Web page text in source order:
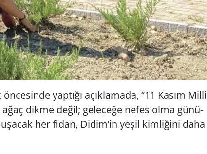
yap­tı­ğı açık­la­ma­da, “11 Kasım Milli
ağaç dikme değil; ge­le­ce­ğe nefes olma gü­nü­
her fidan, Didim’in yeşil kim­li­ği­ni daha